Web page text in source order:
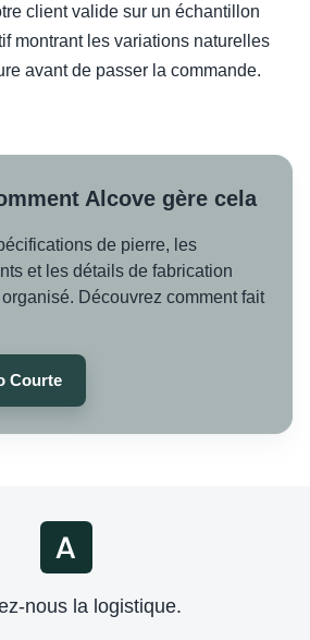
client valide sur un échantillon
montrant les variations naturelles
avant de passer la commande.
Alcove gère cela
de pierre, les
et les détails de fabrication
Découvrez comment fait
Courte
nous la logistique.